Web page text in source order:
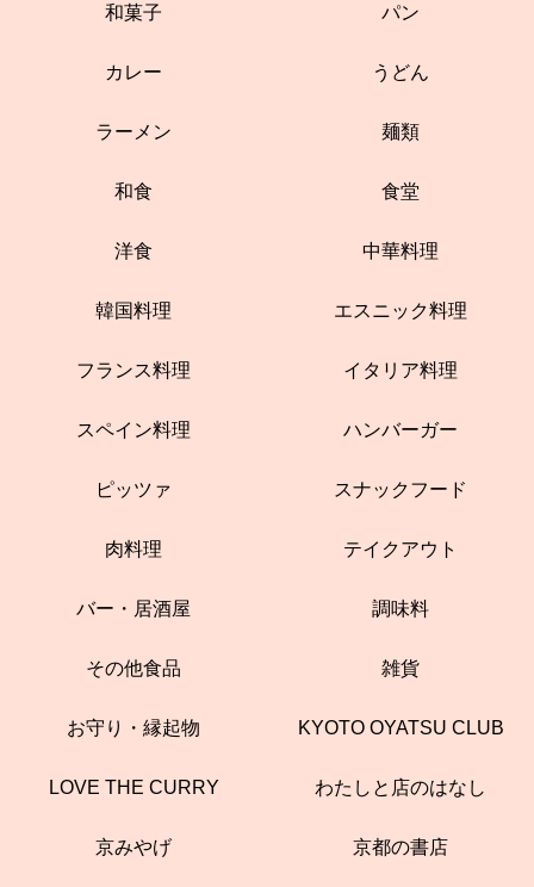
和菓子 パン
カレー うどん
ラーメン 麺類
和食 食堂
洋食 中華料理
韓国料理 エスニック料理
フランス料理 イタリア料理
スペイン料理 ハンバーガー
ピッツァ スナックフード
肉料理 テイクアウト
バー・居酒屋 調味料
その他食品 雑貨
お守り・縁起物 KYOTO OYATSU CLUB
LOVE THE CURRY わたしと店のはなし
京みやげ 京都の書店